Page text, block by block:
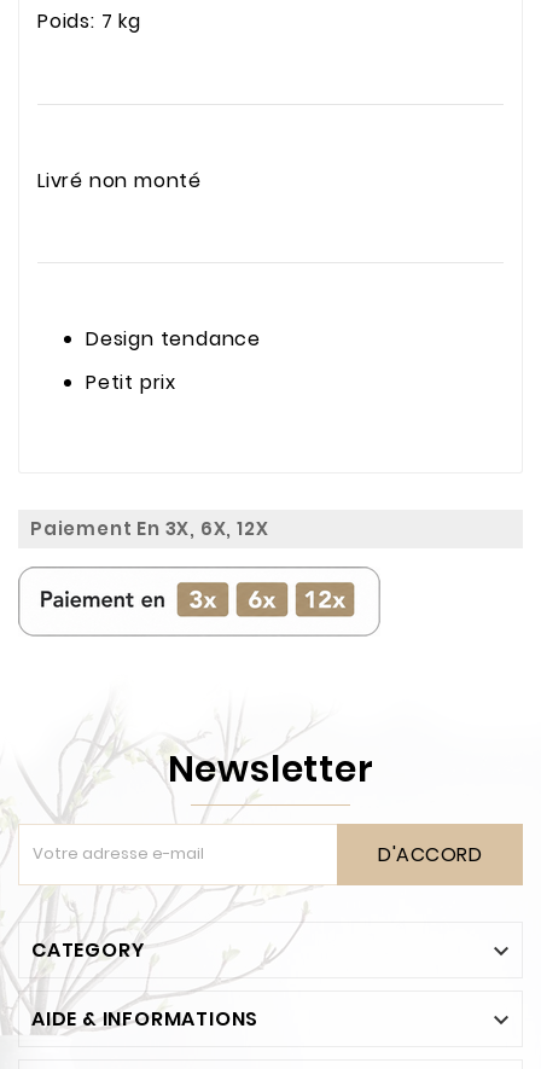
Poids: 7 kg
Livré non monté
Design tendance
Petit prix
Paiement En 3X, 6X, 12X
Newsletter
D'ACCORD
CATEGORY 
AIDE & INFORMATIONS 